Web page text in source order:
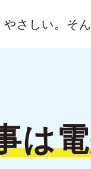
やさしい。 そ
は